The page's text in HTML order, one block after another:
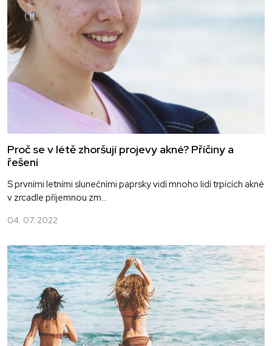
Proč se v létě zhoršují projevy akné? Příčiny a
řešení
S prvními letními slunečními paprsky vidí mnoho lidí trpících akné
v zrcadle příjemnou zm...
04. 07. 2022